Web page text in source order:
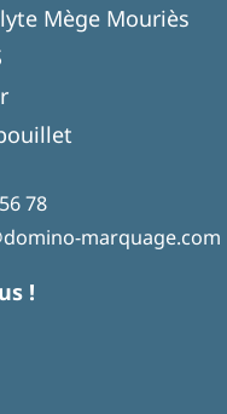
Mège Mouriès
78
marquage.com
!